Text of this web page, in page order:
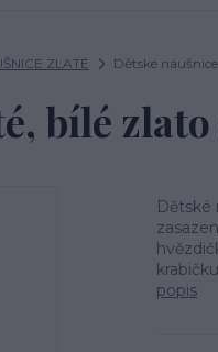
ZLATÉ Dětské
bílé
Dětské
popis